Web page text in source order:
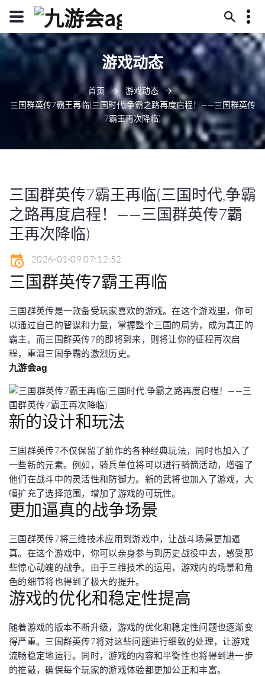
13594780322
武威市恢读庄219号
j9-zhenren@j909.vip
游戏动态
首页
游戏动态
三国群英传7霸王再临(三国时代,争霸之路再度启程！——三国群英传
7霸王再次降临)
三国群英传7霸王再临(三国时代,争霸
之路再度启程！——三国群英传7霸
王再次降临)
2026-01-09 07:12:52
三国群英传7霸王再临
三国群英传是一款备受玩家喜欢的游戏。在这个游戏里，你可
以通过自己的智谋和力量，掌握整个三国的局势，成为真正的
霸主。而三国群英传7的即将到来，则将让你的征程再次启
程，重温三国争霸的激烈历史。
九游会ag
新的设计和玩法
三国群英传7不仅保留了前作的各种经典玩法，同时也加入了
一些新的元素。例如，骑兵单位将可以进行骑箭活动，增强了
他们在战斗中的灵活性和防御力。新的武将也加入了游戏，大
幅扩充了选择范围，增加了游戏的可玩性。
更加逼真的战争场景
三国群英传7将三维技术应用到游戏中，让战斗场景更加逼
真。在这个游戏中，你可以亲身参与到历史战役中去，感受那
些惊心动魄的战争。由于三维技术的运用，游戏内的场景和角
色的细节将也得到了极大的提升。
游戏的优化和稳定性提高
随着游戏的版本不断升级，游戏的优化和稳定性问题也逐渐变
得严重。三国群英传7将对这些问题进行细致的处理，让游戏
流畅稳定地运行。同时，游戏的内容和平衡性也将得到进一步
的推敲，确保每个玩家的游戏体验都更加公正和丰富。